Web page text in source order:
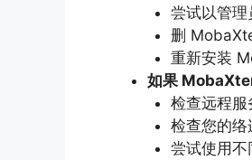
尝试以管理
删
重新安装
如果
检查远程服
检查您的络
尝试使用不